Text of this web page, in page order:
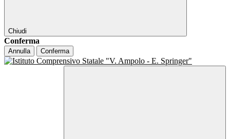
Chiudi
Conferma
Annulla Conferma